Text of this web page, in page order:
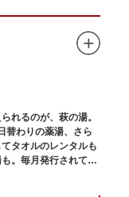
れるのが、萩の湯。
替わりの薬湯、さら
タオルのレンタルも
。毎月発行されてい
湯を楽しめます。
い食事だけでなく、